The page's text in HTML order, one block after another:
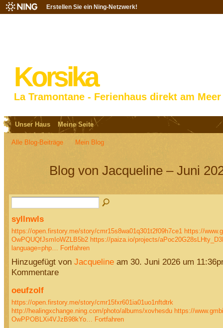
Erstellen Sie ein Ning-Netzwerk!
Korsika
La Tramontane - Ferienhaus direkt am Meer
Unser Haus Meine Seite
Alle Blog-Beiträge Mein Blog
Blog von Jacqueline – Juni
syllnwls
https://open.firstory.me/story/cmr15s8wa01q301t2f09h7ce1 https://
OwPQUQfJsmIoWZLB5b2 https://paiza.io/projects/
language=php…
Fortfahren
Hinzugefügt von Jacquelineam 30. Juni 2026 um
Kommentare
oeufzolf
https://open.firstory.me/story/cmr15fxr601ia01uo1nftdtrk
http://healingxchange.ning.com/photo/albums/xovhesdu https://
OwPPOBLXi4VJzB98kYo… Fortfahren